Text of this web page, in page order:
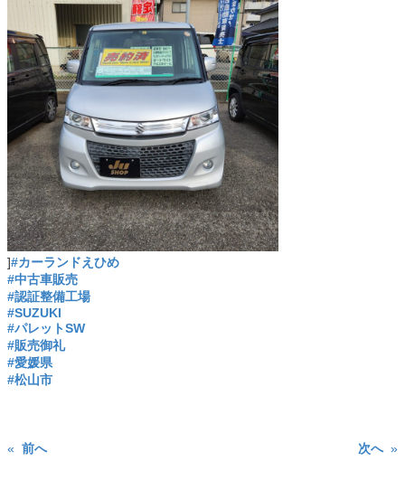
]#カーランドえひめ
#中古車販売
#認証整備工場
#SUZUKI
#パレットSW
#販売御礼
#愛媛県
#松山市
« 前へ 次へ »